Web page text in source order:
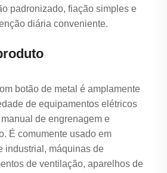
padronizado, fiação simples e
diária conveniente.
botão de metal é amplamente
de equipamentos elétricos
de engrenagem e
É comumente usado em
industrial, máquinas de
de ventilação, aparelhos de